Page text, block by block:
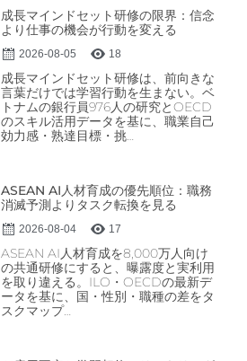
成長マインドセット研修の限界：信念
より仕事の機会が行動を変える
2026-08-05 18
成長マインドセット研修は、前向きな
言葉だけでは学習行動を生まない。ベ
トナムの銀行員976人の研究とOECD
のスキル活用データを基に、職業自己
効力感・熟達目標・挑…
ASEAN AI人材育成の優先順位：職務
消滅予測よりタスク転換を見る
2026-08-04 17
ASEAN AI人材育成を8,000万人向け
の共通研修にすると、曝露度と実利用
を取り違える。ILO・OECDの最新デ
ータを基に、国・性別・職種の差をタ
スクマップ…